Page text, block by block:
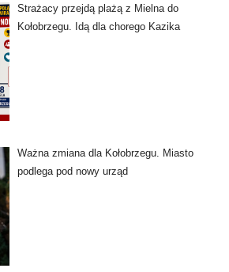
Strażacy przejdą plażą z Mielna do
Kołobrzegu. Idą dla chorego Kazika
Ważna zmiana dla Kołobrzegu. Miasto
podlega pod nowy urząd